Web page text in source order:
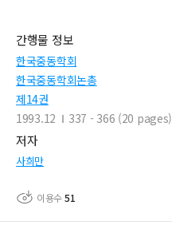
간행물 정보
한국중동학회
한국중동학회논총
제14권
1993.12
337 - 366 (20 pages)
저자
사희만
이용수51